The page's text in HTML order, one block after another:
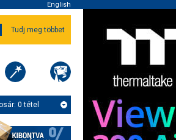
English
Tudj meg többet
0 tétel